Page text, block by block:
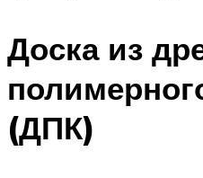
Доска из
(ДПК)